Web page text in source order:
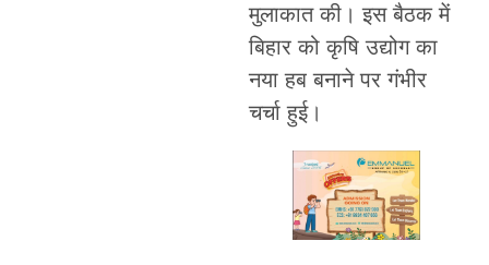
मुलाकात की। इस बैठक में
बिहार को कृषि उद्योग का
नया हब बनाने पर गंभीर
चर्चा हुई।